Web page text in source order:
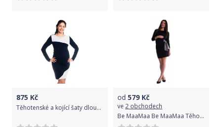
875 Kč
Těhotenské a kojící šaty dlouhý rukáv - JANE granátové - BeMaaMaa velikost XS (32-34)
od 579 Kč
ve 2 obchodech
Be MaaMaa Be MaaMaa Těhotenské šaty s mašlí - černé